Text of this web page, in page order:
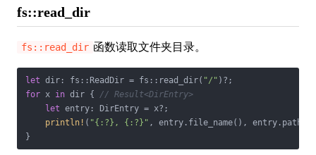
fs::read_dir
fs::read_dir 函数读取文件夹目录。
let dir: fs::ReadDir = fs::read_dir( "/"
for x in dir { // Result<DirEntry>
let entry: DirEntry = x?;
println! ( "{:?}, {:?}" , entry.file_name(),
}